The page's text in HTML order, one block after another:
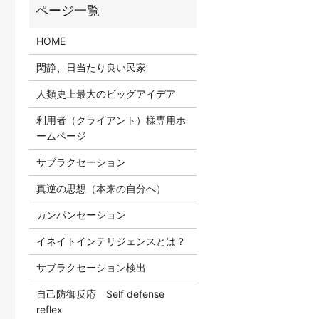
HOME
閑静、日当たり良い民家
人類史上最大のビッグアイデア
利用者（クライアント）様専用ホ
ームページ
サブラクセーション
真逆の思想（本来の自分へ）
カンパンセーション
イネイトインテリジェンスとは？
サブラクセーション検出
自己防御反応 Self defense
reflex